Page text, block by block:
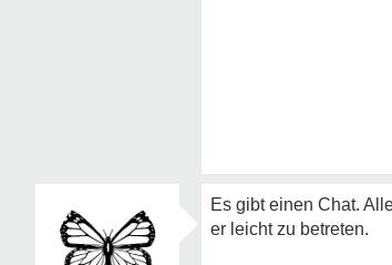
Es gibt einen Chat.
er leicht zu betreten.